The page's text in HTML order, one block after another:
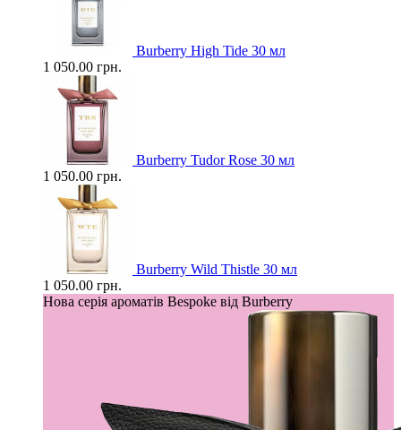
Burberry High Tide 30 мл
1 050.00 грн.
Burberry Tudor Rose 30 мл
1 050.00 грн.
Burberry Wild Thistle 30 мл
1 050.00 грн.
Нова серія ароматів Bespoke від Burberry